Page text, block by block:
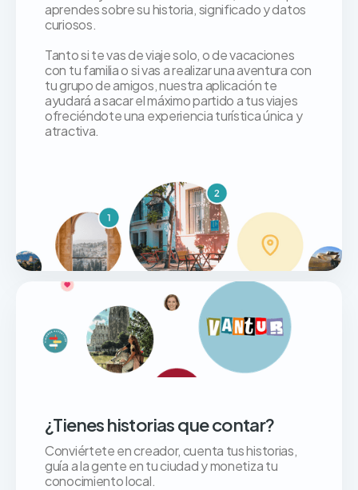
aprendes sobre su historia, significado y datos
curiosos.
Tanto si te vas de viaje solo, o de vacaciones
con tu familia o si vas a realizar una aventura con
tu grupo de amigos, nuestra aplicación te
ayudará a sacar el máximo partido a tus viajes
ofreciéndote una experiencia turística única y
atractiva.
¿Tienes historias que contar?
Conviértete en creador, cuenta tus historias,
guía a la gente en tu ciudad y monetiza tu
conocimiento local.